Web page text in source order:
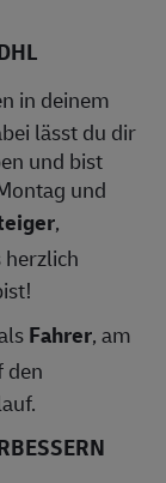
in deinem
lässt du dir
und bist
und
,
herzlich
Fahrer, am
den